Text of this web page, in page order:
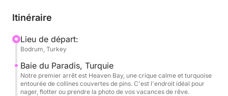
calme aux eaux turquoise entourée de collines
flotter ou prendre des photos de vacances de rêve.
Nous naviguons ensuite vers la baie d'Halvan, un
endroit plus calme aux eaux claires et à l'ambiance
décontractée. Vous pourrez y faire de la plongée
Itinéraire
Lieu de départ:
Bodrum, Turkey
Baie du Paradis, Turquie
Notre premier arrêt est Heaven Bay, une crique calme et turquoise
entourée de collines couvertes de pins. C'est l'endroit idéal pour
nager, flotter ou prendre la photo de vos vacances de rêve.